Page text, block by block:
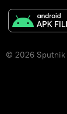
© 2026 Sputnik